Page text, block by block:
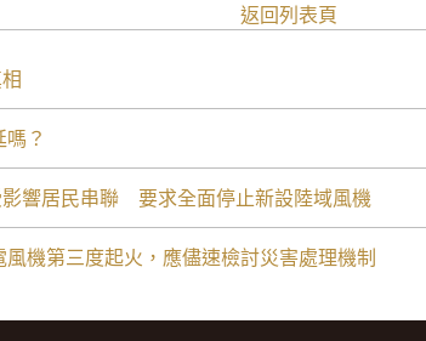
返回列表頁
？
響居民串聯 要求全面停止新設陸域風機
機第三度起火，應儘速檢討災害處理機制